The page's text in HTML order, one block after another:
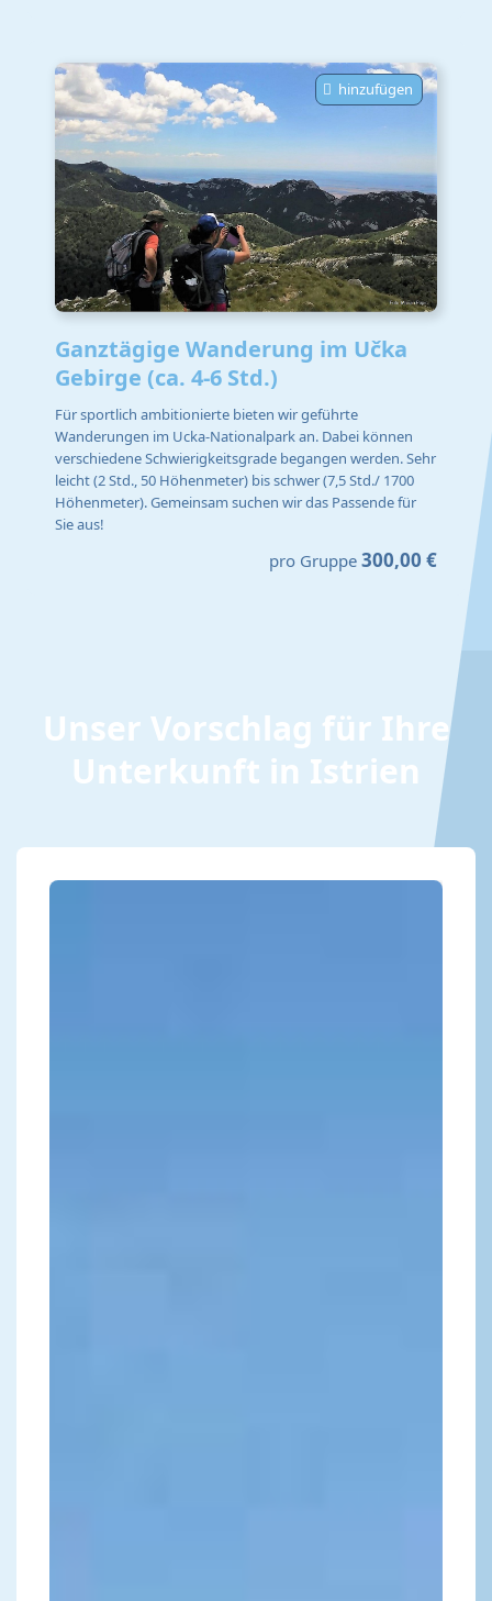
hinzufügen
Ganztägige Wanderung im Učka
Gebirge (ca. 4-6 Std.)
Für sportlich ambitionierte bieten wir geführte
Wanderungen im Ucka-Nationalpark an. Dabei können
verschiedene Schwierigkeitsgrade begangen werden. Sehr
leicht (2 Std., 50 Höhenmeter) bis schwer (7,5 Std./ 1700
Höhenmeter). Gemeinsam suchen wir das Passende für
Sie aus!
pro Gruppe 300,00 €
Unser Vorschlag für Ihre
Unterkunft in Istrien